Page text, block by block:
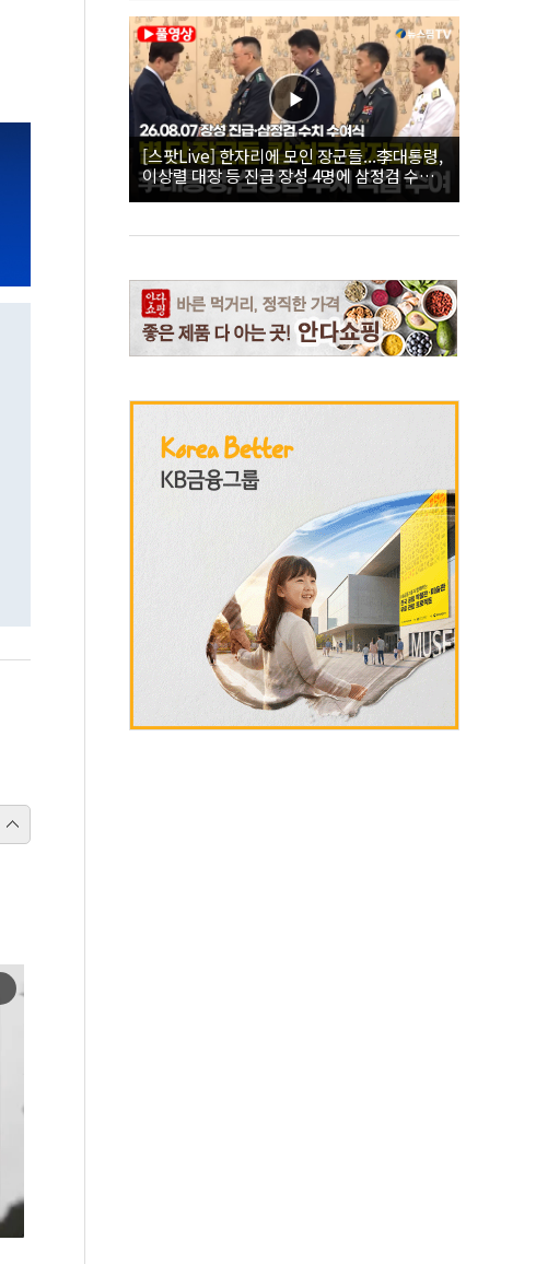
[스팟Live] 한자리에 모인 장군들...李대통령,
이상렬 대장 등 진급 장성 4명에 삼정검 수치
직접 수여｜26.08.07 장성 진급·삼정검 수치